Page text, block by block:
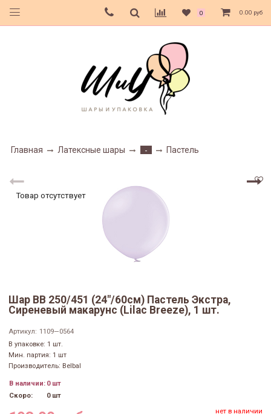
0 0.00 руб
Главная Латексные шары - Пастель
Товар отсутствует
Шар ВВ 250/451 (24"/60см) Пастель Экстра,
Сиреневый макарунс (Lilac Breeze), 1 шт.
Артикул: 1109—0564
В упаковке: 1 шт.
Мин. партия: 1 шт
Производитель: Belbal
В наличии: 0 шт
Скоро:
0 шт
нет в наличии